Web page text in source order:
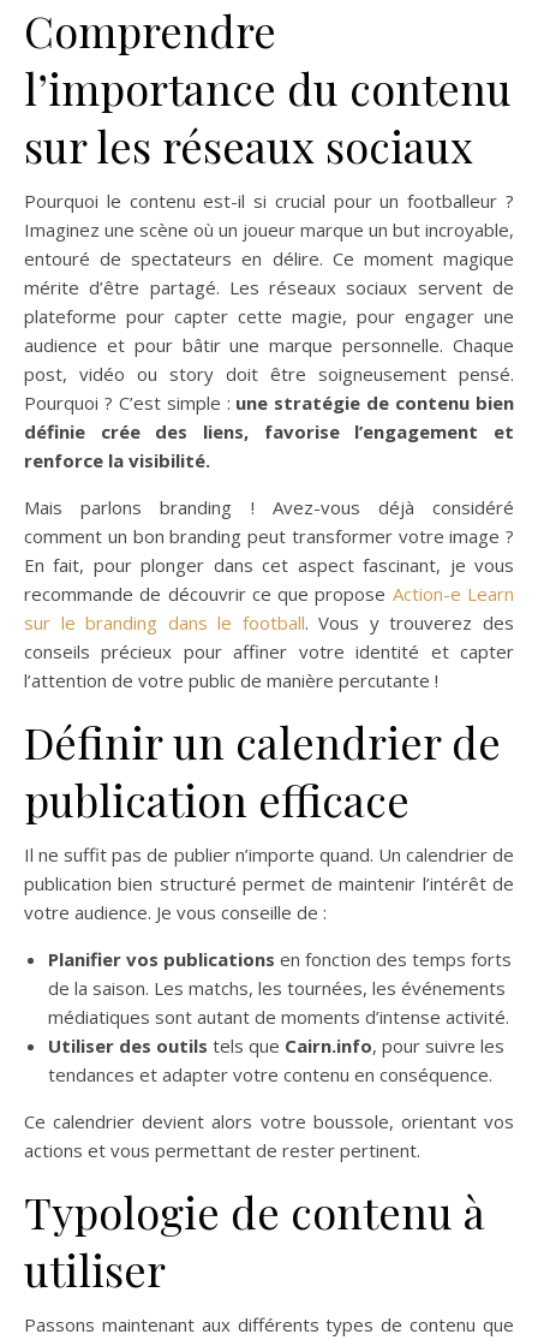
Comprendre
l’importance du contenu
sur les réseaux sociaux
Pourquoi le contenu est-il si crucial pour un footballeur ?
Imaginez une scène où un joueur marque un but incroyable,
entouré de spectateurs en délire. Ce moment magique
mérite d’être partagé. Les réseaux sociaux servent de
plateforme pour capter cette magie, pour engager une
audience et pour bâtir une marque personnelle. Chaque
post, vidéo ou story doit être soigneusement pensé.
Pourquoi ? C’est simple : une stratégie de contenu bien
définie crée des liens, favorise l’engagement et
renforce la visibilité.
Mais parlons branding ! Avez-vous déjà considéré
comment un bon branding peut transformer votre image ?
En fait, pour plonger dans cet aspect fascinant, je vous
recommande de découvrir ce que propose Action-e Learn
sur le branding dans le football. Vous y trouverez des
conseils précieux pour affiner votre identité et capter
l’attention de votre public de manière percutante !
Définir un calendrier de
publication efficace
Il ne suffit pas de publier n’importe quand. Un calendrier de
publication bien structuré permet de maintenir l’intérêt de
votre audience. Je vous conseille de :
Planifier vos publications en fonction des temps forts
de la saison. Les matchs, les tournées, les événements
médiatiques sont autant de moments d’intense activité.
Utiliser des outils tels que Cairn.info, pour suivre les
tendances et adapter votre contenu en conséquence.
Ce calendrier devient alors votre boussole, orientant vos
actions et vous permettant de rester pertinent.
Typologie de contenu à
utiliser
Passons maintenant aux différents types de contenu que